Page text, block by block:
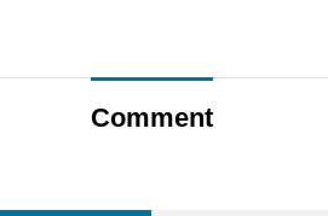
Comment